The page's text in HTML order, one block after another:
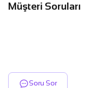
Müşteri Soruları
Soru Sor